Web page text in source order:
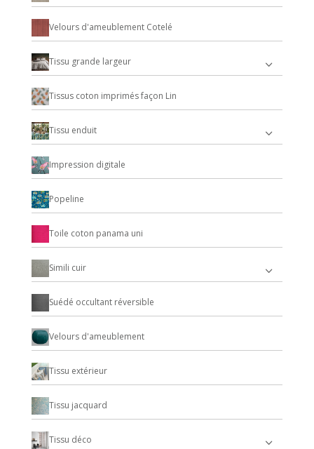
Velours d'ameublement Cotelé
Tissu grande largeur
Tissus coton imprimés façon Lin
Tissu enduit
Impression digitale
Popeline
Toile coton panama uni
Simili cuir
Suédé occultant réversible
Velours d'ameublement
Tissu extérieur
Tissu jacquard
Tissu déco